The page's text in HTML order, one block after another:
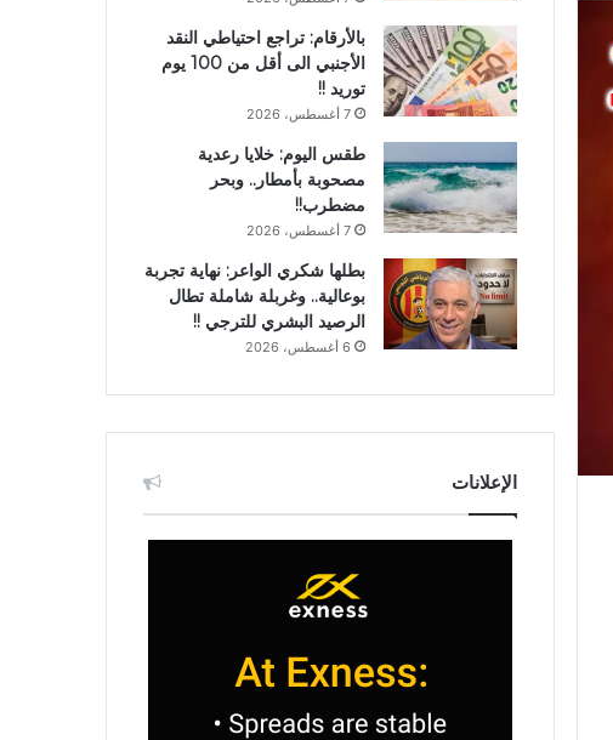
بالأرقام: تراجع احتياطي النقد
الأجنبي الى أقل من 100 يوم
توريد !!
7 أغسطس، 2026
طقس اليوم: خلايا رعدية
مصحوبة بأمطار.. وبحر
مضطرب!!
7 أغسطس، 2026
بطلها شكري الواعر: نهاية تجربة
بوعالية.. وغربلة شاملة تطال
الرصيد البشري للترجي !!
6 أغسطس، 2026
الإعلانات